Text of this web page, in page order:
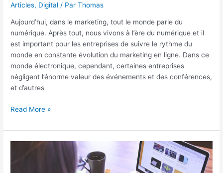
Articles, Digital / ParThomas
Aujourd’hui, dans le marketing, tout le monde parle du
numérique. Après tout, nous vivons à l’ère du numérique et il
est important pour les entreprises de suivre le rythme du
monde en constante évolution du marketing en ligne. Dans ce
monde électronique, cependant, certaines entreprises
négligent l’énorme valeur des événements et des conférences,
et d’autres
Read More »